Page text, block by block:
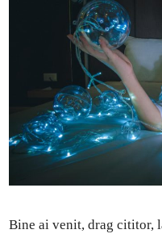
Bine ai venit, drag cititor,